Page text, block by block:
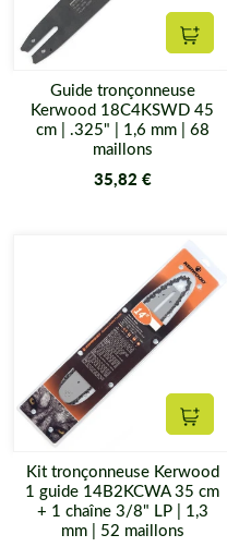
Guide tronçonneuse
Kerwood 18C4KSWD 45
cm | .325" | 1,6 mm | 68
maillons
35,82 €
Kit tronçonneuse Kerwood
1 guide 14B2KCWA 35 cm
+ 1 chaîne 3/8" LP | 1,3
mm | 52 maillons